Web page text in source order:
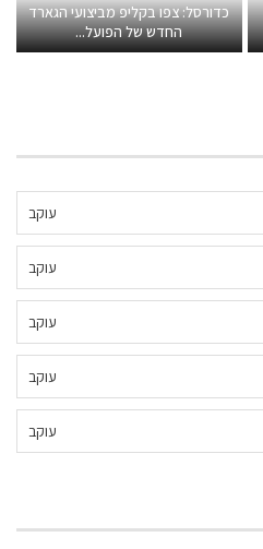
כדורסל: צפו בקליפ מביצועי הגארד
החדש של הפועל...
עוקב
עוקב
עוקב
עוקב
עוקב